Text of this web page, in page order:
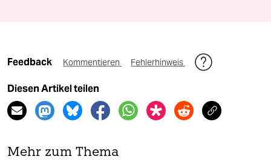
Feedback Kommentieren Fehlerhinweis
Diesen Artikel teilen
Mehr zum Thema